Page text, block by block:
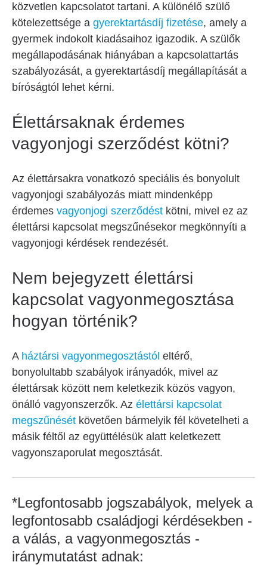
közvetlen kapcsolatot tartani. A különélő szülő
kötelezettsége a gyerektartásdíj fizetése, amely a
gyermek indokolt kiadásaihoz igazodik. A szülők
megállapodásának hiányában a kapcsolattartás
szabályozását, a gyerektartásdíj megállapítását a
bíróságtól lehet kérni.
Élettársaknak érdemes
vagyonjogi szerződést kötni?
Az élettársakra vonatkozó speciális és bonyolult
vagyonjogi szabályozás miatt mindenképp
érdemes vagyonjogi szerződést kötni, mivel ez az
élettársi kapcsolat megszűnésekor megkönnyíti a
vagyonjogi kérdések rendezését.
Nem bejegyzett élettársi
kapcsolat vagyonmegosztása
hogyan történik?
A háztársi vagyonmegosztástól eltérő,
bonyolultabb szabályok irányadók, mivel az
élettársak között nem keletkezik közös vagyon,
önálló vagyonszerzők. Az élettársi kapcsolat
megszűnését követően bármelyik fél követelheti a
másik féltől az együttélésük alatt keletkezett
vagyonszaporulat megosztását.
*Legfontosabb jogszabályok, melyek a
legfontosabb családjogi kérdésekben -
a válás, a vagyonmegosztás -
iránymutatást adnak: